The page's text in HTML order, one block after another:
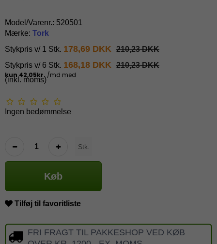
Model/Varenr.: 520501
Mærke: Tork
Stykpris v/ 1 Stk. 178,69 DKK 210,23 DKK
Stykpris v/ 6 Stk. 168,18 DKK 210,23 DKK
(inkl. moms)
Ingen bedømmelse
Stk.
Køb
Tilføj til favoritliste
FRI FRAGT TIL PAKKESHOP VED KØB